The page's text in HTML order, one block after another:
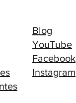
Blog
YouTube
Facebook
Instagram